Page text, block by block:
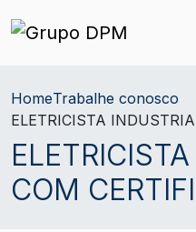
HomeTrabalhe conosco
ELETRICISTA
COM